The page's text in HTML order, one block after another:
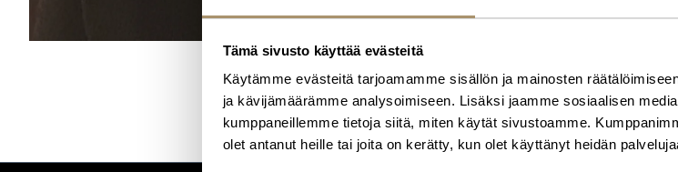
Tämä sivusto käyttää evästeitä
Käytämme evästeitä tarjoamamme sisällön ja mainosten
ja kävijämäärämme analysoimiseen. Lisäksi jaamme sosiaalisen
kumppaneillemme tietoja siitä, miten käytät sivustoamme.
olet antanut heille tai joita on kerätty, kun olet käyttänyt heidän